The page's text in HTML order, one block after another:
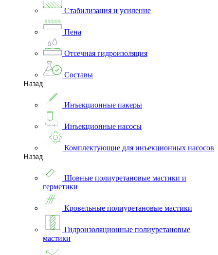
Стабилизация и усиление
Пена
Отсечная гидроизоляция
Составы
Назад
Инъекционные пакеры
Инъекционные насосы
Комплектующие для инъекционных насосов
Назад
Шовные полиуретановые мастики и
герметики
Кровельные полиуретановые мастики
Гидроизоляционные полиуретановые
мастики